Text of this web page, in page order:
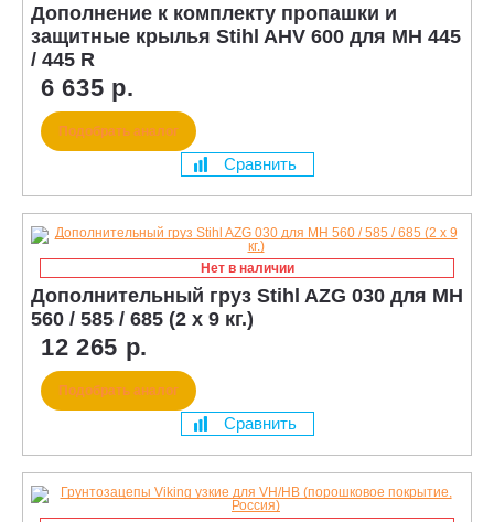
Дополнение к комплекту пропашки и
защитные крылья Stihl AHV 600 для MH 445
/ 445 R
6 635 р.
Подобрать аналог
Сравнить
Нет в наличии
Дополнительный груз Stihl AZG 030 для MH
560 / 585 / 685 (2 x 9 кг.)
12 265 р.
Подобрать аналог
Сравнить